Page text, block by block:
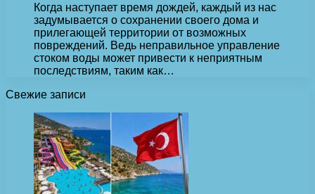
Когда наступает время дождей, каждый из нас
задумывается о сохранении своего дома и
прилегающей территории от возможных
повреждений. Ведь неправильное управление
стоком воды может привести к неприятным
последствиям, таким как…
Свежие записи